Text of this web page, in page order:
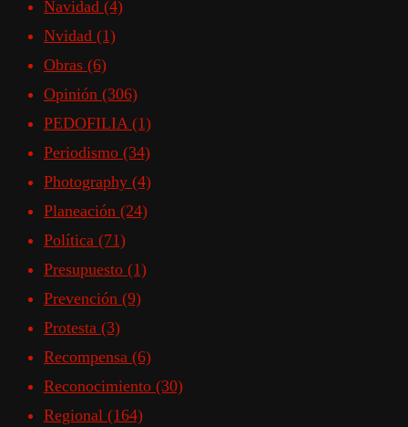
Navidad (4)
Nvidad (1)
Obras (6)
Opinión (306)
PEDOFILIA (1)
Periodismo (34)
Photography (4)
Planeación (24)
Política (71)
Presupuesto (1)
Prevención (9)
Protesta (3)
Recompensa (6)
Reconocimiento (30)
Regional (164)